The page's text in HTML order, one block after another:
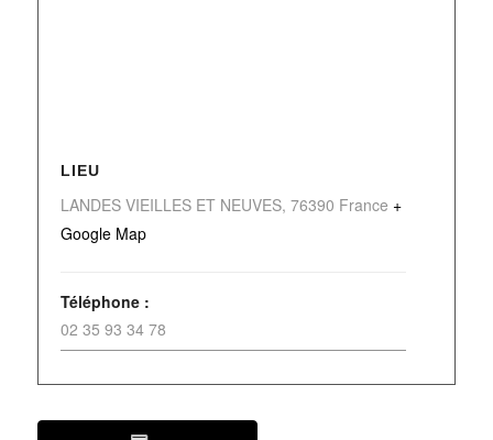
LIEU
LANDES VIEILLES ET NEUVES, 76390 France +
Google Map
Téléphone :
02 35 93 34 78